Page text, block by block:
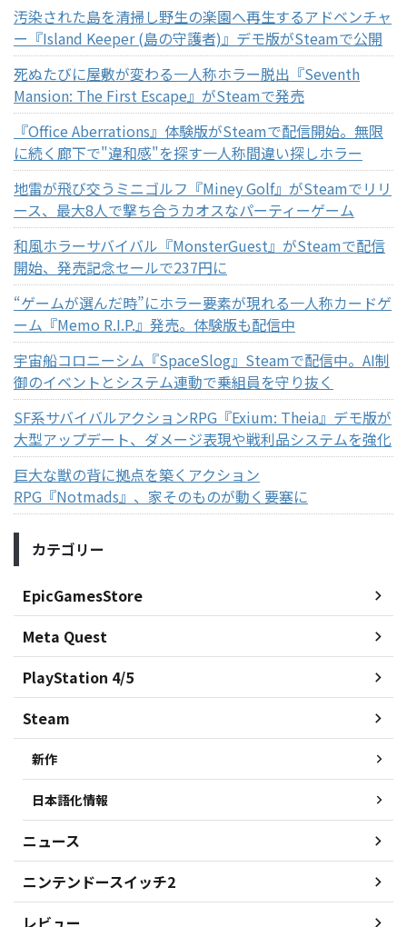
汚染された島を清掃し野生の楽園へ再生するアドベンチャ
ー『Island Keeper (島の守護者)』デモ版がSteamで公開
死ぬたびに屋敷が変わる一人称ホラー脱出『Seventh
Mansion: The First Escape』がSteamで発売
『Office Aberrations』体験版がSteamで配信開始。無限
に続く廊下で"違和感"を探す一人称間違い探しホラー
地雷が飛び交うミニゴルフ『Miney Golf』がSteamでリリ
ース、最大8人で撃ち合うカオスなパーティーゲーム
和風ホラーサバイバル『MonsterGuest』がSteamで配信
開始、発売記念セールで237円に
“ゲームが選んだ時”にホラー要素が現れる一人称カードゲ
ーム『Memo R.I.P.』発売。体験版も配信中
宇宙船コロニーシム『SpaceSlog』Steamで配信中。AI制
御のイベントとシステム連動で乗組員を守り抜く
SF系サバイバルアクションRPG『Exium: Theia』デモ版が
大型アップデート、ダメージ表現や戦利品システムを強化
巨大な獣の背に拠点を築くアクション
RPG『Notmads』、家そのものが動く要塞に
カテゴリー
EpicGamesStore
Meta Quest
PlayStation 4/5
Steam
新作
日本語化情報
ニュース
ニンテンドースイッチ2
レビュー